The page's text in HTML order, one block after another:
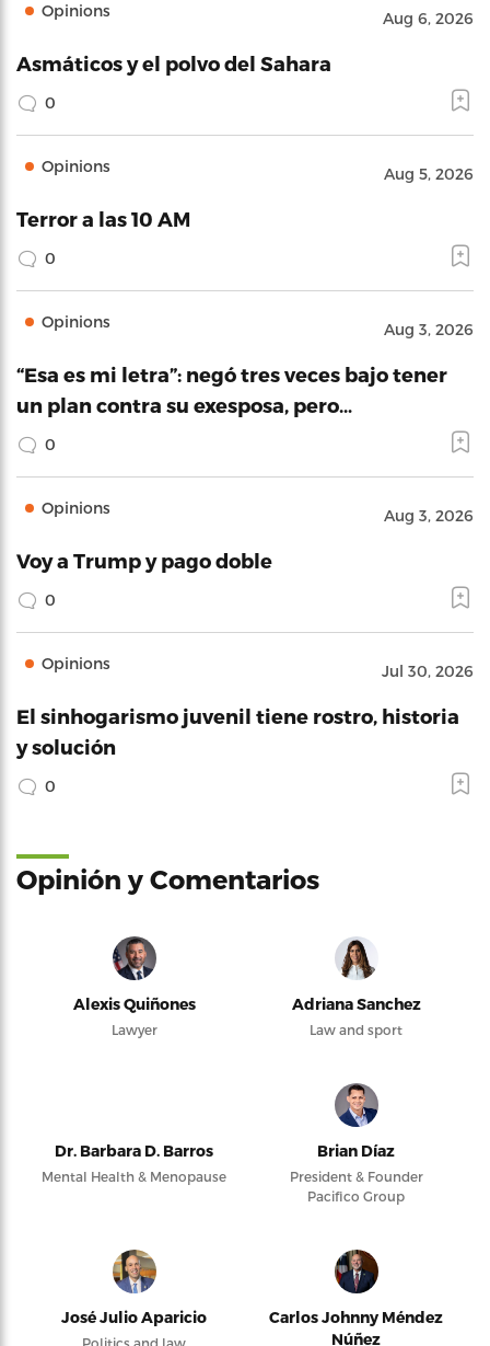
Opinions Aug 6, 2026
Asmáticos y el polvo del Sahara
0
Opinions Aug 5, 2026
Terror a las 10 AM
0
Opinions Aug 3, 2026
“Esa es mi letra”: negó tres veces bajo tener
un plan contra su exesposa, pero…
0
Opinions Aug 3, 2026
Voy a Trump y pago doble
0
Opinions Jul 30, 2026
El sinhogarismo juvenil tiene rostro, historia
y solución
0
Opinión y Comentarios
Alexis Quiñones
Lawyer
Adriana Sanchez
Law and sport
Dr. Barbara D. Barros
Mental Health & Menopause
Brian Díaz
President & Founder
Pacifico Group
José Julio Aparicio
Politics and law
Carlos Johnny Méndez
Núñez